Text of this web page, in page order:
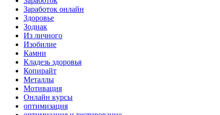
Заработок онлайн
Здоровье
Зодиак
Из личного
Изобилие
Камни
Кладезь здоровья
Копирайт
Металлы
Мотивация
Онлайн курсы
оптимизация